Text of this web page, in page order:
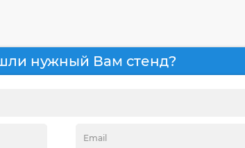
нужный Вам стенд?